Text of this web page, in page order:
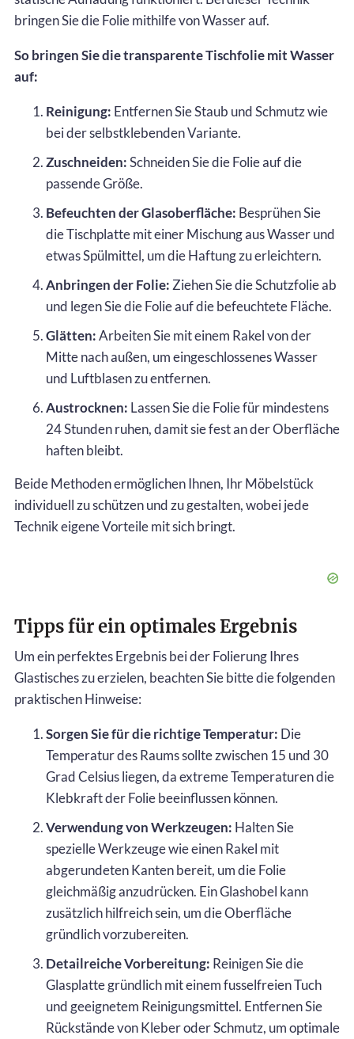
bringen Sie die Folie mithilfe von Wasser auf.
So bringen Sie die transparente Tischfolie mit Wasser
auf:
Reinigung: Entfernen Sie Staub und Schmutz wie
bei der selbstklebenden Variante.
Zuschneiden:Schneiden Sie die Folie auf die
passende Größe.
Befeuchten der Glasoberfläche: Besprühen Sie
die Tischplatte mit einer Mischung aus Wasser und
etwas Spülmittel, um die Haftung zu erleichtern.
Anbringen der Folie: Ziehen Sie die Schutzfolie ab
und legen Sie die Folie auf die befeuchtete Fläche.
Glätten:Arbeiten Sie mit einem Rakel von der
Mitte nach außen, um eingeschlossenes Wasser
und Luftblasen zu entfernen.
Austrocknen: Lassen Sie die Folie für mindestens
24 Stunden ruhen, damit sie fest an der Oberfläche
haften bleibt.
Beide Methoden ermöglichen Ihnen, Ihr Möbelstück
individuell zu schützen und zu gestalten, wobei jede
Technik eigene Vorteile mit sich bringt.
Tipps für ein optimales Ergebnis
Um ein perfektes Ergebnis bei der Folierung Ihres
Glastisches zu erzielen, beachten Sie bitte die folgenden
praktischen Hinweise:
Sorgen Sie für die richtige Temperatur: Die
Temperatur des Raums sollte zwischen 15 und 30
Grad Celsius liegen, da extreme Temperaturen die
Klebkraft der Folie beeinflussen können.
Verwendung von Werkzeugen: Halten Sie
spezielle Werkzeuge wie einen Rakel mit
abgerundeten Kanten bereit, um die Folie
gleichmäßig anzudrücken. Ein Glashobel kann
zusätzlich hilfreich sein, um die Oberfläche
gründlich vorzubereiten.
Detailreiche Vorbereitung: Reinigen Sie die
Glasplatte gründlich mit einem fusselfreien Tuch
und geeignetem Reinigungsmittel. Entfernen Sie
Rückstände von Kleber oder Schmutz, um optimale